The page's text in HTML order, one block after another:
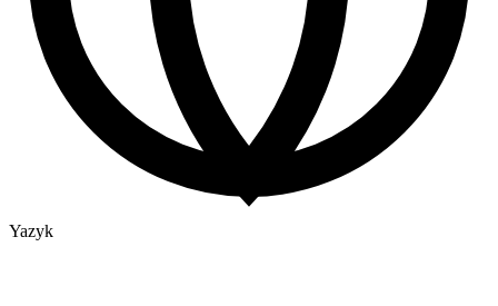
Yazyk